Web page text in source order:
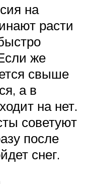
на
расти
же
свыше
а в
на нет.
советуют
после
снег.